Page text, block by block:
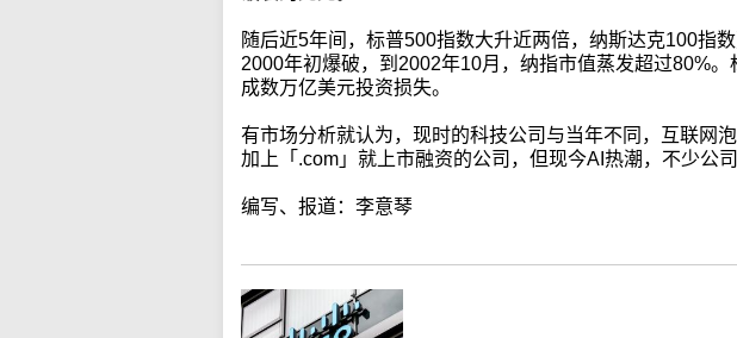
随后近5年间，标普500指数大升近两倍，纳斯达克100指
2000年初爆破，到2002年10月，纳指市值蒸发超过80%
成数万亿美元投资损失。
有市场分析就认为，现时的科技公司与当年不同，互联网
加上「.com」就上市融资的公司，但现今AI热潮，不少公
编写、报道：李意琴